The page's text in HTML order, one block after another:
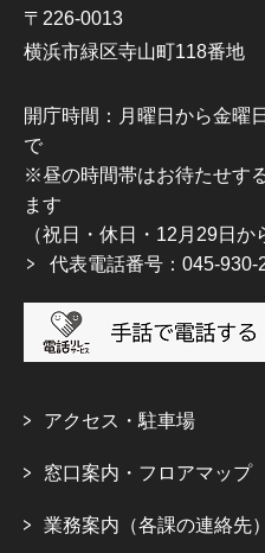
〒226-0013
横浜市緑区寺山町118番地
開庁時間：月曜日から金曜
で
※昼の時間帯はお待たせす
ます
（祝日・休日・12月29日か
代表電話番号：045-930-
アクセス・駐車場
窓口案内・フロアマップ
業務案内（各課の連絡先）